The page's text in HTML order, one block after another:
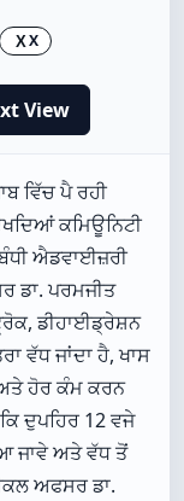
X X
View
ਵਿੱਚ ਪੈ ਰਹੀ
ਕਮਿਊਨਿਟੀ
ਐਡਵਾਈਜ਼ਰੀ
ਡਾ. ਪਰਮਜੀਤ
ਡੀਹਾਈਡ੍ਰੇਸ਼ਨ
ਵੱਧ ਜਾਂਦਾ ਹੈ, ਖਾਸ
ਹੋਰ ਕੰਮ ਕਰਨ
ਦੁਪਹਿਰ 12 ਵਜੇ
ਜਾਵੇ ਅਤੇ ਵੱਧ ਤੋਂ
ਅਫਸਰ ਡਾ.